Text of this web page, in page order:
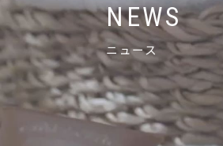
NEWS
ニュース